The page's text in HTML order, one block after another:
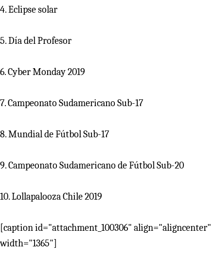
4. Eclipse solar
5. Día del Profesor
6. Cyber Monday 2019
7. Campeonato Sudamericano Sub-17
8. Mundial de Fútbol Sub-17
9. Campeonato Sudamericano de Fútbol Sub-20
10. Lollapalooza Chile 2019
[caption id="attachment_100306" align="aligncenter"
width="1365"]